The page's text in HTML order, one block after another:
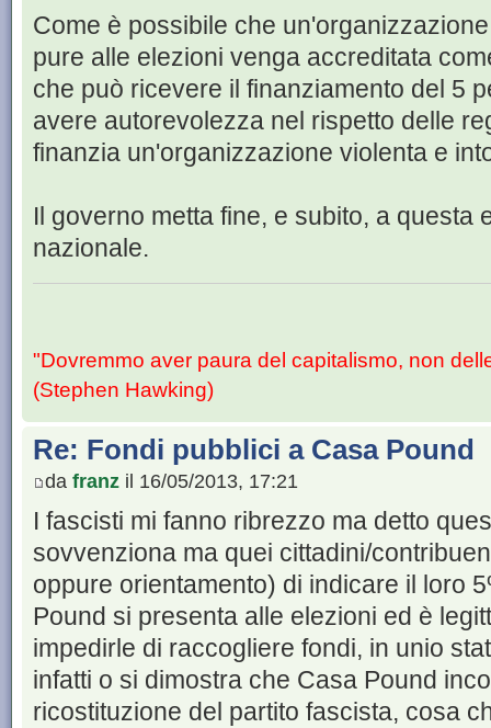
Come è possibile che
pure alle elezioni venga accreditata
che può ricevere il finanziamento del 5
avere autorevolezza nel rispetto delle
finanzia un'organizzazione violenta e
Il governo metta fine, e subito, a questa
nazionale.
"Dovremmo aver paura del capitalismo, non
(Stephen Hawking)
Re: Fondi pubblici a Casa Pound
da franz il 16/05/2013, 17:21
I fascisti mi fanno ribrezzo ma detto
sovvenziona ma quei cittadini/
oppure orientamento) di indicare il loro
Pound si presenta alle elezioni ed è
impedirle di raccogliere fondi, in unio
infatti o si dimostra che Casa Pound
ricostituzione del partito fascista, cosa